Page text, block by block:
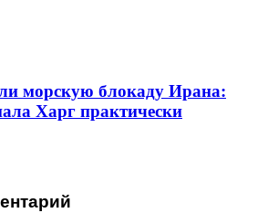
морскую блокаду Ирана:
Харг практически